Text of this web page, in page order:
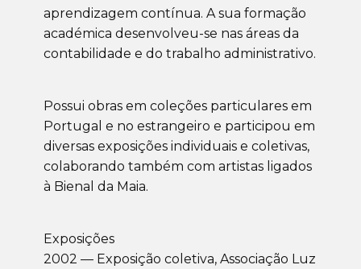
aprendizagem contínua. A sua formação
académica desenvolveu-se nas áreas da
contabilidade e do trabalho administrativo.
Possui obras em coleções particulares em
Portugal e no estrangeiro e participou em
diversas exposições individuais e coletivas,
colaborando também com artistas ligados
à Bienal da Maia.
Exposições
2002 — Exposição coletiva, Associação Luz